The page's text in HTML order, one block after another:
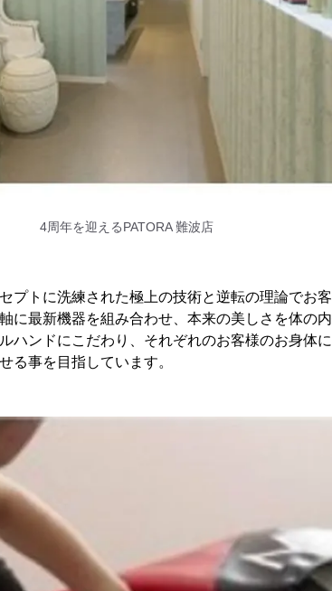
4周年を迎えるPATORA 難波店
プトに洗練された極上の技術と逆転の理論でお
に最新機器を組み合わせ、本来の美しさを体の
ハンドにこだわり、それぞれのお客様のお身体
る事を目指しています。